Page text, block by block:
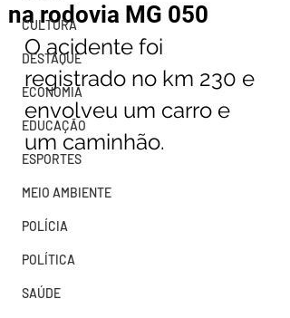
CULTURA
DESTAQUE
ECONOMIA
EDUCAÇÃO
ESPORTES
MEIO AMBIENTE
POLÍCIA
POLÍTICA
SAÚDE
na rodovia MG 050
O acidente foi
registrado no km 230 e
envolveu um carro e
um caminhão.